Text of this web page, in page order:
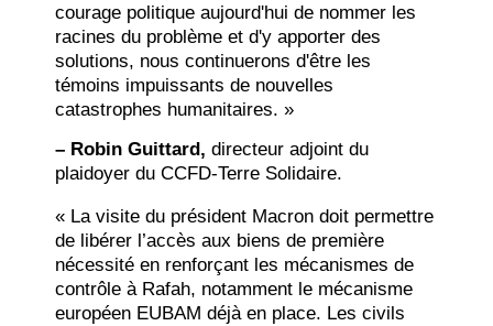
courage politique aujourd'hui de nommer les
racines du problème et d'y apporter des
solutions, nous continuerons d'être les
témoins impuissants de nouvelles
catastrophes humanitaires. »
– Robin Guittard, directeur adjoint du
plaidoyer du CCFD-Terre Solidaire.
« La visite du président Macron doit permettre
de libérer l’accès aux biens de première
nécessité en renforçant les mécanismes de
contrôle à Rafah, notamment le mécanisme
européen EUBAM déjà en place. Les civils